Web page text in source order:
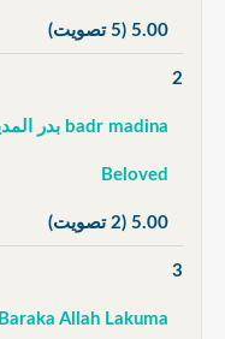
5.00 (5 تصويت)
2
badr madina بدر المدينة
Beloved
5.00 (2 تصويت)
3
Baraka Allah Lakuma